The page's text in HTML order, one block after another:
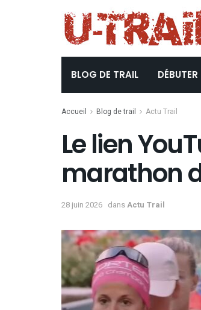
BLOG DE TRAIL DÉBUTER
Accueil Blog de trail Actu Trail
Le lien
marathon
28 juin 2026 dansActu Trail